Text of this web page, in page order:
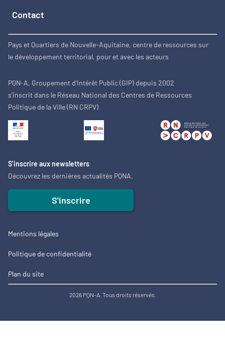
Contact
Pays et Quartiers de Nouvelle-Aquitaine, centre de ressources sur
le développement territorial, pour et avec les acteurs
PQN-A, Groupement d'Intérêt Public (GIP) depuis 2002
s'inscrit dans le Réseau National des Centres de Ressources
Politique de la Ville (RN CRPV)
S’inscrire aux newsletters
Découvrez les dernières actualités PQNA.
S'inscrire
Mentions légales
Politique de confidentialité
Plan du site
2026 PQN-A. Tous droits réservés.